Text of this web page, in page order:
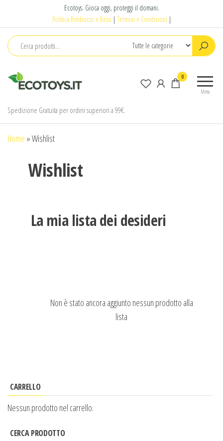
Ecotoys. Gioca oggi, proteggi il domani.
Politica Rimborso e Reso | Termini e Condizioni |
il
Menu
0
Spedizione Gratuita per ordini superiori a 99€.
Home »Wishlist
Wishlist
La mia lista dei desideri
Non è stato ancora aggiunto nessun prodotto alla
lista
CARRELLO
Nessun prodotto nel carrello.
CERCA PRODOTTO